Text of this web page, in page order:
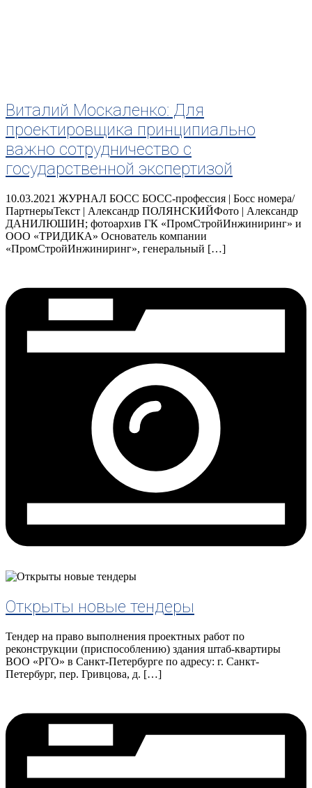
Виталий Москаленко: Для
проектировщика принципиально
важно сотрудничество с
государственной экспертизой
10.03.2021 ЖУРНАЛ БОСС БОСС-профессия | Босс номера/
ПартнерыТекст | Александр ПОЛЯНСКИЙФото | Александр
ДАНИЛЮШИН; фотоархив ГК «ПромСтройИнжиниринг» и
ООО «ТРИДИКА» Основатель компании
«ПромСтройИнжиниринг», генеральный […]
Открыты новые тендеры
Тендер на право выполнения проектных работ по
реконструкции (приспособлению) здания штаб-квартиры
ВОО «РГО» в Санкт-Петербурге по адресу: г. Санкт-
Петербург, пер. Гривцова, д. […]